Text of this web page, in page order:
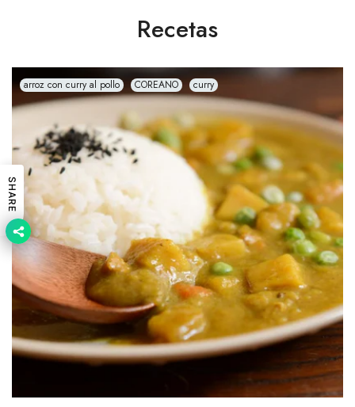
Recetas
arroz con curry al pollo COREANO curry
SHARE